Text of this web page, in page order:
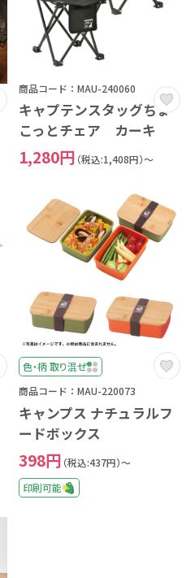
商品コード：MAU-240060
キャプテンスタッグちょ
こっとチェア カーキ
1,280円 （税込:1,408円）～
色・柄 取り混ぜ
商品コード：MAU-220073
キャンプス ナチュラルフ
ードボックス
398円 （税込:437円）～
印刷可能